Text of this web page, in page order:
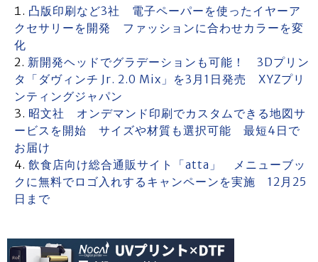
凸版印刷など3社 電子ペーパーを使ったイヤーア
クセサリーを開発 ファッションに合わせカラーを変
化
新開発ヘッドでグラデーションも可能！ 3Dプリン
タ「ダヴィンチ Jr. 2.0 Mix」を3月1日発売 XYZプリ
ンティングジャパン
昭文社 オンデマンド印刷でカスタムできる地図サ
ービスを開始 サイズや材質も選択可能 最短4日で
お届け
飲食店向け総合通販サイト「atta」 メニューブッ
クに無料でロゴ入れするキャンペーンを実施 12月25
日まで